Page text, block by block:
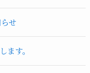
せ
す。